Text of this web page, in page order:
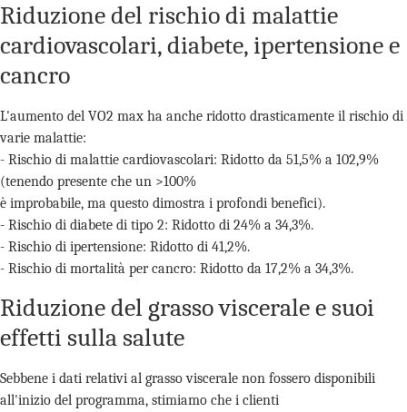
Riduzione del rischio di malattie
cardiovascolari, diabete, ipertensione e
cancro
L'aumento del VO2 max ha anche ridotto drasticamente il rischio di
varie malattie:
- Rischio di malattie cardiovascolari: Ridotto da 51,5% a 102,9%
(tenendo presente che un >100%
è improbabile, ma questo dimostra i profondi benefici).
- Rischio di diabete di tipo 2: Ridotto di 24% a 34,3%.
- Rischio di ipertensione: Ridotto di 41,2%.
- Rischio di mortalità per cancro: Ridotto da 17,2% a 34,3%.
Riduzione del grasso viscerale e suoi
effetti sulla salute
Sebbene i dati relativi al grasso viscerale non fossero disponibili
all'inizio del programma, stimiamo che i clienti